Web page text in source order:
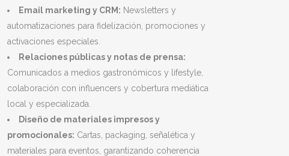
Email marketing y CRM: Newsletters y
automatizaciones para fidelización, promociones y
activaciones especiales.
Relaciones públicas y notas de prensa:
Comunicados a medios gastronómicos y lifestyle,
colaboración con influencers y cobertura mediática
local y especializada.
Diseño de materiales impresos y
promocionales: Cartas, packaging, señalética y
materiales para eventos, garantizando coherencia